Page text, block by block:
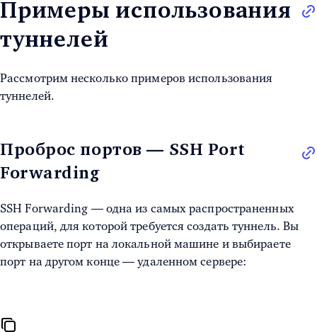
Примеры использования
туннелей
Рассмотрим несколько примеров использования
туннелей.
Проброс портов — SSH Port
Forwarding
SSH Forwarding — одна из самых распространенных
операций, для которой требуется создать туннель. Вы
открываете порт на локальной машине и выбираете
порт на другом конце — удаленном сервере: